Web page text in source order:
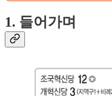
1. 들어가며